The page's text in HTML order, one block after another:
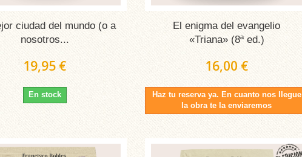
ciudad del mundo (o a
nosotros...
19,95 €
En stock
El enigma del evangelio
«Triana» (8ª ed.)
16,00 €
Haz tu reserva ya. En cuanto nos llegue
la obra te la enviaremos